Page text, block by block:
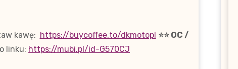
kawę: https://buycoffee.to/dkmotopl ⭐⭐ OC /
linku: https://mubi.pl/id-G570CJ